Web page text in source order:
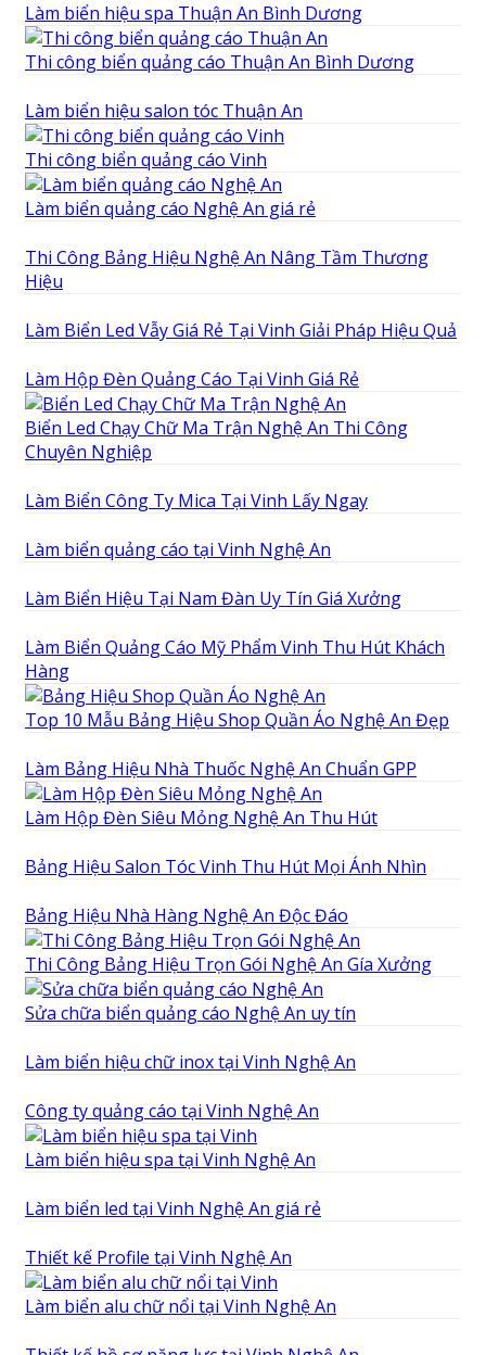
Làm biển hiệu spa Thuận An Bình Dương
Thi công biển quảng cáo Thuận An Bình Dương
Làm biển hiệu salon tóc Thuận An
Thi công biển quảng cáo Vinh
Làm biển quảng cáo Nghệ An giá rẻ
Thi Công Bảng Hiệu Nghệ An Nâng Tầm Thương
Hiệu
Làm Biển Led Vẫy Giá Rẻ Tại Vinh Giải Pháp Hiệu Quả
Làm Hộp Đèn Quảng Cáo Tại Vinh Giá Rẻ
Biển Led Chạy Chữ Ma Trận Nghệ An Thi Công
Chuyên Nghiệp
Làm Biển Công Ty Mica Tại Vinh Lấy Ngay
Làm biển quảng cáo tại Vinh Nghệ An
Làm Biển Hiệu Tại Nam Đàn Uy Tín Giá Xưởng
Làm Biển Quảng Cáo Mỹ Phẩm Vinh Thu Hút Khách
Hàng
Top 10 Mẫu Bảng Hiệu Shop Quần Áo Nghệ An Đẹp
Làm Bảng Hiệu Nhà Thuốc Nghệ An Chuẩn GPP
Làm Hộp Đèn Siêu Mỏng Nghệ An Thu Hút
Bảng Hiệu Salon Tóc Vinh Thu Hút Mọi Ánh Nhìn
Bảng Hiệu Nhà Hàng Nghệ An Độc Đáo
Thi Công Bảng Hiệu Trọn Gói Nghệ An Gía Xưởng
Sửa chữa biển quảng cáo Nghệ An uy tín
Làm biển hiệu chữ inox tại Vinh Nghệ An
Công ty quảng cáo tại Vinh Nghệ An
Làm biển hiệu spa tại Vinh Nghệ An
Làm biển led tại Vinh Nghệ An giá rẻ
Thiết kế Profile tại Vinh Nghệ An
Làm biển alu chữ nổi tại Vinh Nghệ An